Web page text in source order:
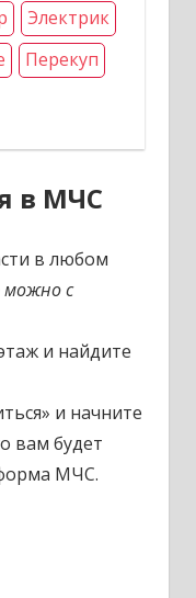
Электрик
Перекуп
в МЧС
в любом
с
и найдите
и начните
вам будет
МЧС.